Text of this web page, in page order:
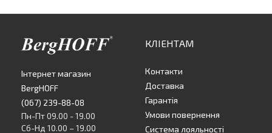
Інтернет магазин
BergHOFF
(067) 239-88-08
Пн-Пт 09.00 - 19.00
Сб-Нд 10.00 – 19.00
КЛІЕНТАМ
Контакти
Доставка
Гарантія
Умови повернення
Система лояльності